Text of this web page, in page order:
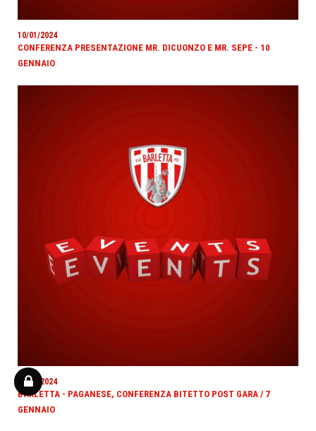
10/01/2024
CONFERENZA PRESENTAZIONE MR. DICUONZO E MR. SEPE - 10
GENNAIO
07/01/2024
BARLETTA - PAGANESE, CONFERENZA BITETTO POST GARA / 7
GENNAIO